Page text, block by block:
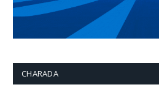
CHARADA